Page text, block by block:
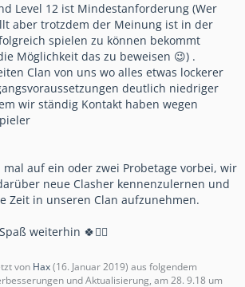
Level 12 ist Mindestanforderung (Wer
aber trotzdem der Meinung ist in der
spielen zu können bekommt
Möglichkeit das zu beweisen 😉) .
Clan von uns wo alles etwas lockerer
deutlich niedriger
wir ständig Kontakt haben wegen
mal auf ein oder zwei Probetage vorbei, wir
neue Clasher kennenzulernen und
Zeit in unseren Clan aufzunehmen.
weiterhin 🍀✌🏻
von Hax(16. Januar 2019) aus folgendem
und Aktualisierung, am 28. 9.18 um